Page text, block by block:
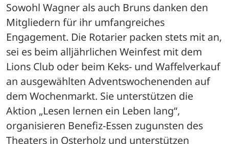
Sowohl Wagner als auch Bruns danken den
Mitgliedern für ihr umfangreiches
Engagement. Die Rotarier packen stets mit an,
sei es beim alljährlichen Weinfest mit dem
Lions Club oder beim Keks- und Waffelverkauf
an ausgewählten Adventswochenenden auf
dem Wochenmarkt. Sie unterstützen die
Aktion „Lesen lernen ein Leben lang“,
organisieren Benefiz-Essen zugunsten des
Theaters in Osterholz und unterstützen